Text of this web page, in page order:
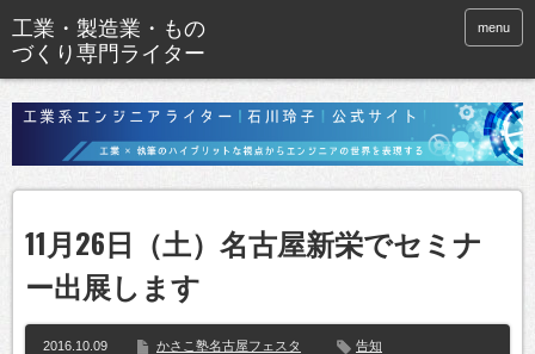
menu
11月26日（土）名古屋新栄でセミナ
ー出展します
2016.10.09 かさこ塾名古屋フェスタ
告知